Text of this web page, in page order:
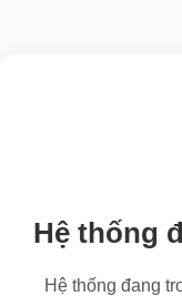
Hệ thống
Hệ thống đang